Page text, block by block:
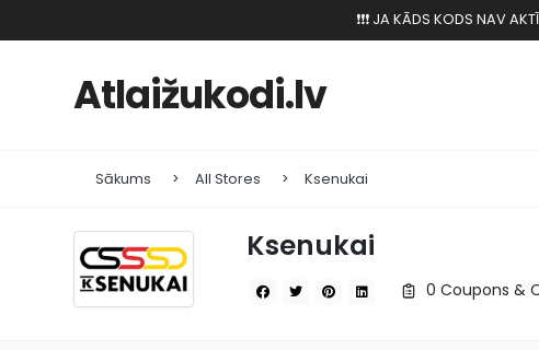
❗️❗️❗️ JA KĀDS KODS NAV
Atlaižukodi.lv
Sākums All Stores Ksenukai
Ksenukai
0 Coupons &